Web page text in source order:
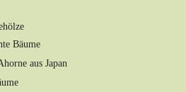
Bäume
aus Japan